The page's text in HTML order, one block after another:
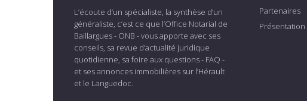
L’écoute d’un spécialiste, la synthèse d’un
généraliste, c’est ce que l’Office Notarial de
Baillargues - ONB - vous apporte avec ses
conseils, sa revue d’actualité juridique
quotidienne, sa foire aux questions - FAQ -
et ses annonces immobilières sur l’Hérault
et le Languedoc.
Partenaires
Présentation